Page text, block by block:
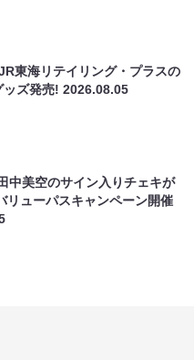
東海リテイリング・プラスの
ッズ発売!2026.08.05
中美空のサイン入りチェキが
リューパスキャンペーン開催